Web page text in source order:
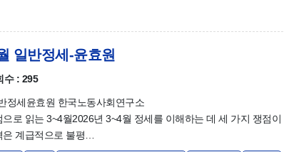
일반정세-윤효원
수 : 295
정세윤효원 한국노동사회연구소
로 읽는 3~4월2026년 3~4월 정세를 이해하는 데 세 가지 쟁점이
계급적으로 불평…